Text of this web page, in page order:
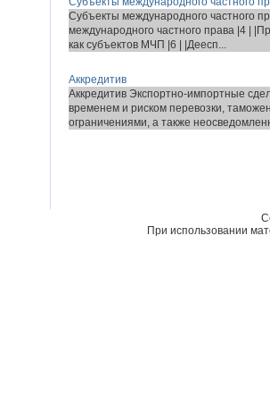
Cубъекты международного частного
международного частного права |4 |
как субъектов МЧП |6 | |Деесп...
Аккредитив
Аккредитив Экспортно-импортные
временем и риском перевозки,
ограничениями, а также
При использовании